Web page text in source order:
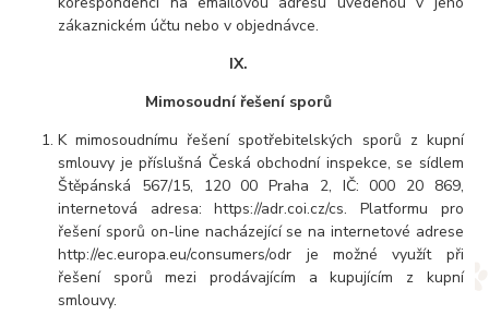
zákaznickém účtu nebo v objednávce.
IX.
Mimosoudní řešení sporů
K mimosoudnímu řešení spotřebitelských sporů z kupní
smlouvy je příslušná Česká obchodní inspekce, se sídlem
Štěpánská 567/15, 120 00 Praha 2, IČ: 000 20 869,
internetová adresa: https://adr.coi.cz/cs. Platformu pro
řešení sporů on-line nacházející se na internetové adrese
http://ec.europa.eu/consumers/odr je možné využít při
řešení sporů mezi prodávajícím a kupujícím z kupní
smlouvy.